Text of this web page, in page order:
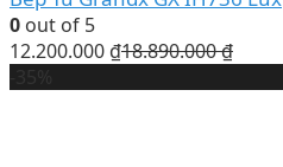
0 out of 5
12.200.000 ₫18.890.000₫